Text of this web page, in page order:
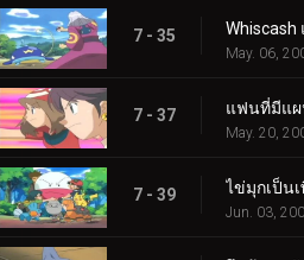
7 - 35
May. 06,
7 - 37
May. 20,
7 - 39
Jun. 03,